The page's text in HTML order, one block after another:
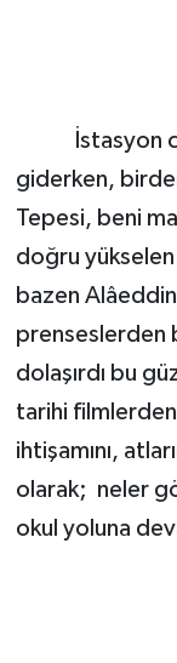
İstasyon
giderken,
Tepesi, beni
doğru
bazen
prenseslerden
dolaşırdı bu
tarihi
ihtişamını,
olarak; neler
okul yoluna